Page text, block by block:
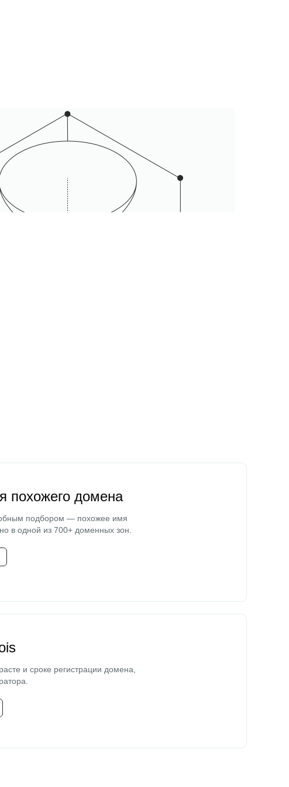
похожего домена
подбором — похожее имя
в одной из 700+ доменных зон.
и сроке регистрации домена,